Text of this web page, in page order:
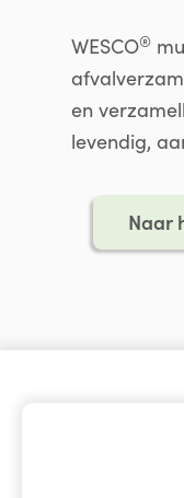
WESCO®
en
levendig,
Naar